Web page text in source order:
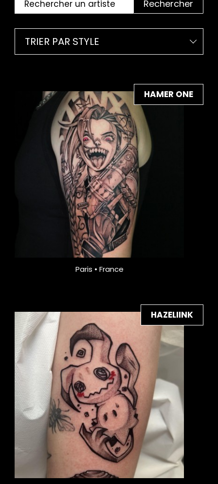
Rechercher
TRIER PAR STYLE
HAMER ONE
Paris • France
HAZELIINK